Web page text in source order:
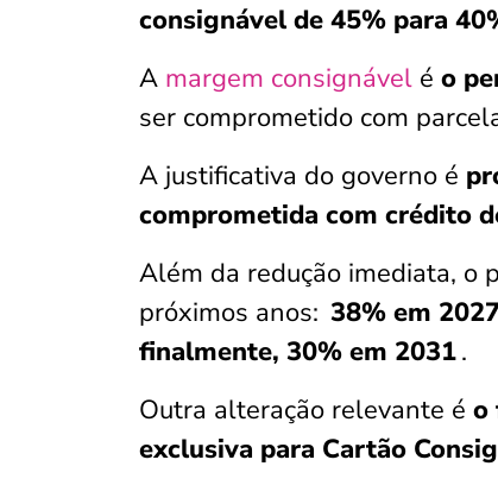
consignável de 45% para
A margem consignável é o
ser comprometido com
A justificativa do governo é
comprometida com crédito
Além da redução imediata, o
próximos anos: 38% em
finalmente, 30% em 2031.
Outra alteração relevante é o
exclusiva para Cartão